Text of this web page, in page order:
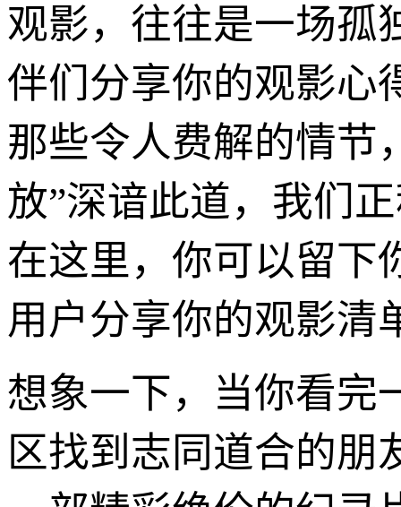
观影，往往是一场孤
伴们分享你的观影心
那些令人费解的情节
放”深谙此道，我们
在这里，你可以留下
用户分享你的观影清
想象一下，当你看完
区找到志同道合的朋